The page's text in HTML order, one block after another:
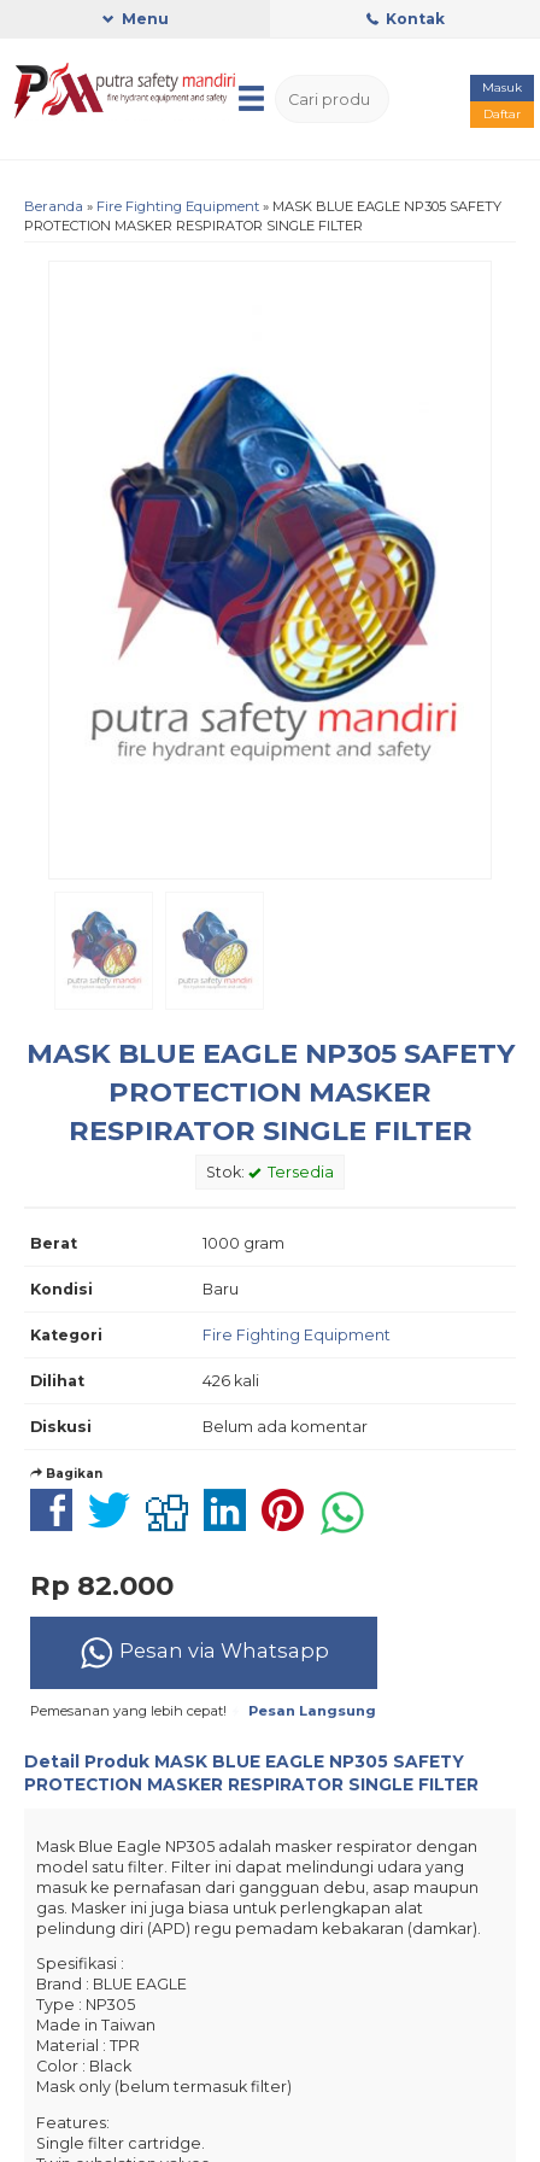
Menu Kontak
Masuk
Daftar
Beranda » Fire Fighting Equipment » MASK BLUE EAGLE NP305 SAFETY
PROTECTION MASKER RESPIRATOR SINGLE FILTER
MASK BLUE EAGLE NP305 SAFETY
PROTECTION MASKER
RESPIRATOR SINGLE FILTER
Stok: Tersedia
Berat 1000 gram
Kondisi Baru
Kategori Fire Fighting Equipment
Dilihat 426 kali
Diskusi Belum ada komentar
Bagikan
Rp 82.000
Pesan via Whatsapp
Pemesanan yang lebih cepat! Pesan Langsung
Detail Produk MASK BLUE EAGLE NP305 SAFETY
PROTECTION MASKER RESPIRATOR SINGLE FILTER
Mask Blue Eagle NP305 adalah masker respirator dengan
model satu filter. Filter ini dapat melindungi udara yang
masuk ke pernafasan dari gangguan debu, asap maupun
gas. Masker ini juga biasa untuk perlengkapan alat
pelindung diri (APD) regu pemadam kebakaran (damkar).
Spesifikasi :
Brand : BLUE EAGLE
Type : NP305
Made in Taiwan
Material : TPR
Color : Black
Mask only (belum termasuk filter)
Features:
Single filter cartridge.